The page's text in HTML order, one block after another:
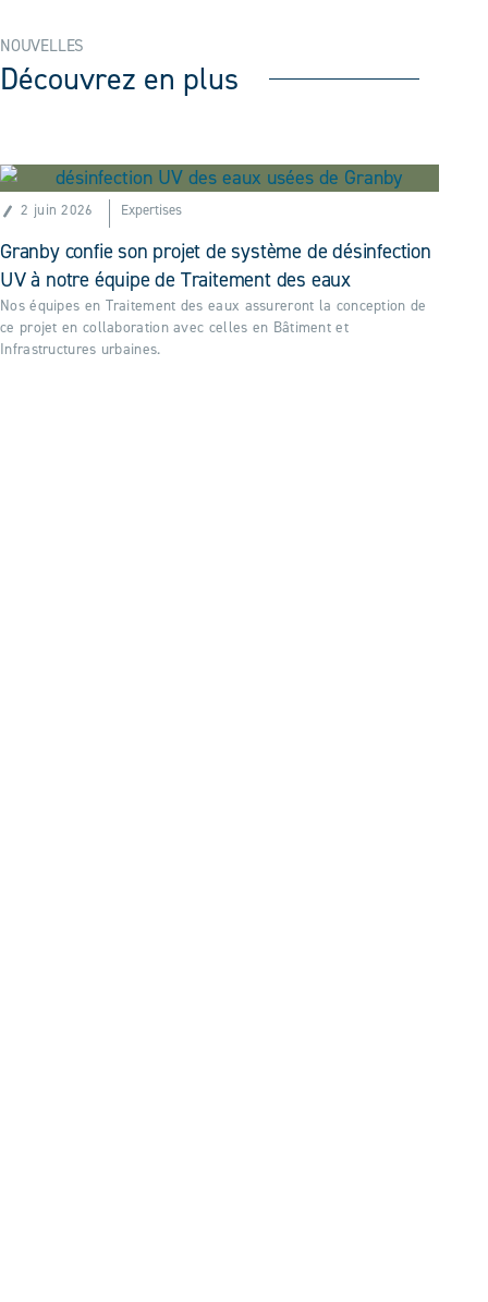
NOUVELLES
Découvrez en plus
2 juin 2026 Expertises
Granby confie son projet de système de désinfection
UV à notre équipe de Traitement des eaux
Nos équipes en Traitement des eaux assureront la conception de
ce projet en collaboration avec celles en Bâtiment et
Infrastructures urbaines.